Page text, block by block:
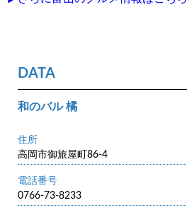
DATA
和のバル 橘
住所
高岡市御旅屋町86-4
電話番号
0766-73-8233